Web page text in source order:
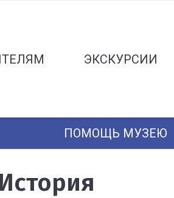
ЭКСКУРСИИ
ПОМОЩЬ МУЗЕЮ
История